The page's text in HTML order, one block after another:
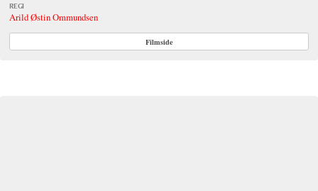
REGI
Arild Østin Ommundsen
Filmside